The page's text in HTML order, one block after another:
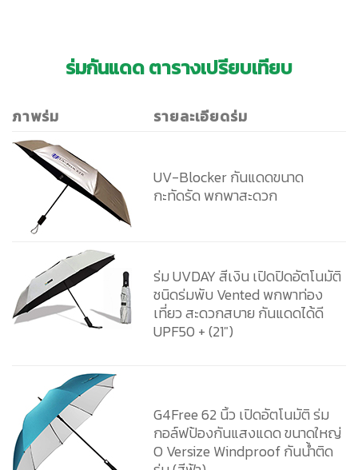
ร่มกันแดด ตารางเปรียบเทียบ
ภาพร่ม รายละเอียดร่ม
UV-Blocker กันแดดขนาด
กะทัดรัด พกพาสะดวก
ร่ม UVDAY สีเงิน เปิดปิดอัตโนมัติ
ชนิดร่มพับ Vented พกพาท่อง
เที่ยว สะดวกสบาย กันแดดได้ดี
UPF50 + (21″)
G4Free 62 นิ้ว เปิดอัตโนมัติ ร่ม
กอล์ฟป้องกันแสงแดด ขนาดใหญ่
O Versize Windproof กันน้ำติด